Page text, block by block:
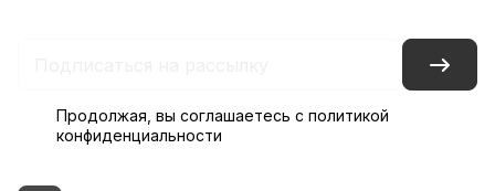
Продолжая, вы соглашаетесь с политикой
конфиденциальности